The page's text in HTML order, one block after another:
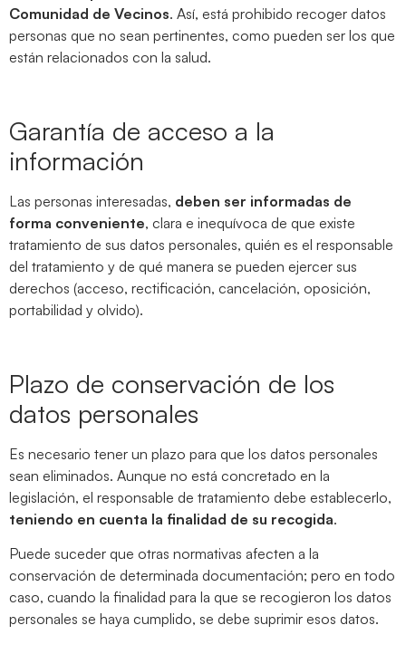
Comunidad de Vecinos. Así, está prohibido recoger datos
personas que no sean pertinentes, como pueden ser los que
están relacionados con la salud.
Garantía de acceso a la
información
Las personas interesadas, deben ser informadas de
forma conveniente, clara e inequívoca de que existe
tratamiento de sus datos personales, quién es el responsable
del tratamiento y de qué manera se pueden ejercer sus
derechos (acceso, rectificación, cancelación, oposición,
portabilidad y olvido).
Plazo de conservación de los
datos personales
Es necesario tener un plazo para que los datos personales
sean eliminados. Aunque no está concretado en la
legislación, el responsable de tratamiento debe establecerlo,
teniendo en cuenta la finalidad de su recogida.
Puede suceder que otras normativas afecten a la
conservación de determinada documentación; pero en todo
caso, cuando la finalidad para la que se recogieron los datos
personales se haya cumplido, se debe suprimir esos datos.